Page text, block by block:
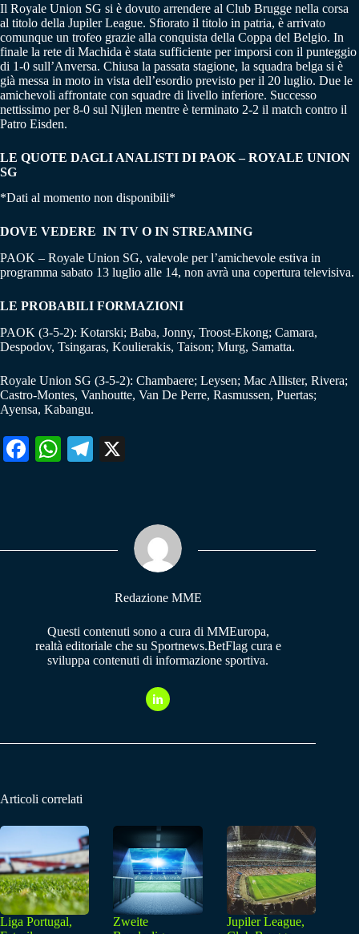
Il Royale Union SG si è dovuto arrendere al Club Brugge nella corsa
al titolo della Jupiler League. Sfiorato il titolo in patria, è arrivato
comunque un trofeo grazie alla conquista della Coppa del Belgio. In
finale la rete di Machida è stata sufficiente per imporsi con il punteggio
di 1-0 sull’Anversa. Chiusa la passata stagione, la squadra belga si è
già messa in moto in vista dell’esordio previsto per il 20 luglio. Due le
amichevoli affrontate con squadre di livello inferiore. Successo
nettissimo per 8-0 sul Nijlen mentre è terminato 2-2 il match contro il
Patro Eisden.
LE QUOTE DAGLI ANALISTI DI PAOK – ROYALE UNION
SG
*Dati al momento non disponibili*
DOVE VEDERE IN TV O IN STREAMING
PAOK – Royale Union SG, valevole per l’amichevole estiva in
programma sabato 13 luglio alle 14, non avrà una copertura televisiva.
LE PROBABILI FORMAZIONI
PAOK (3-5-2): Kotarski; Baba, Jonny, Troost-Ekong; Camara,
Despodov, Tsingaras, Koulierakis, Taison; Murg, Samatta.
Royale Union SG (3-5-2): Chambaere; Leysen; Mac Allister, Rivera;
Castro-Montes, Vanhoutte, Van De Perre, Rasmussen, Puertas;
Ayensa, Kabangu.
Fa W
pp
Te
m
Redazione MME
Questi contenuti sono a cura di MMEuropa,
realtà editoriale che su Sportnews.BetFlag cura e
sviluppa contenuti di informazione sportiva.
Articoli correlati
Liga Portugal,
Zweite
Jupiler League,